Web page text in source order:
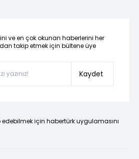
ve en çok okunan haberlerini her
takip etmek için bültene üye
Kaydet
için habertürk uygulamasını